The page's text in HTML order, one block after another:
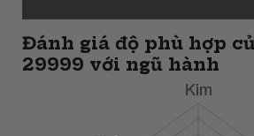
Đánh giá độ phù hợp
29999 với ngũ hành